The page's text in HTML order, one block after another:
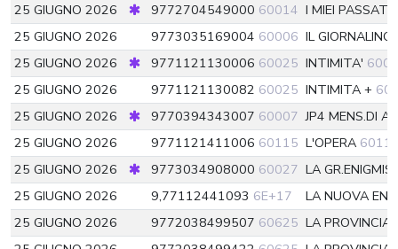
25 GIUGNO 2026
9772704549000 60014 I MIEI
25 GIUGNO 2026
9773035169004 60006 IL
25 GIUGNO 2026
9771121130006 60025 INTIMITA'
25 GIUGNO 2026
9771121130082 60025 INTIMITA +
25 GIUGNO 2026
9770394343007 60007 JP4 MENS.DI
25 GIUGNO 2026
9771121411006 60115 L'OPERA
25 GIUGNO 2026
9773034908000 60027 LA
25 GIUGNO 2026
9,77112441093 6E+17
LA NUOVA
25 GIUGNO 2026
9772038499507 60625 LA